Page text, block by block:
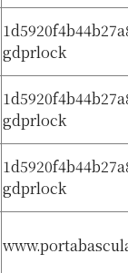
gdprlock
gdprlock
gdprlock